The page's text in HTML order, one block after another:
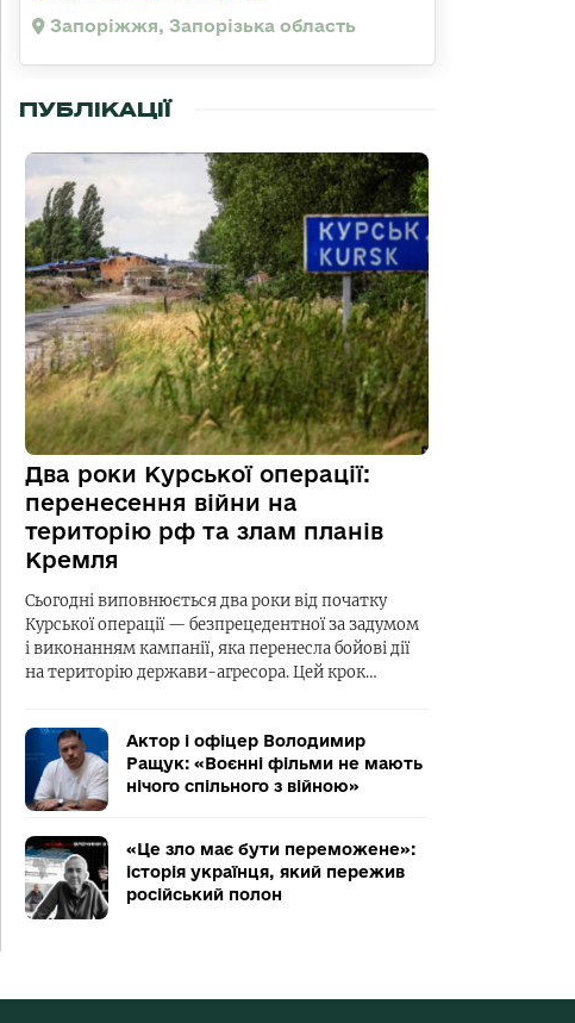
Запоріжжя, Запорізька область
ПУБЛІКАЦІЇ
Два роки Курської операції:
перенесення війни на
територію рф та злам планів
Кремля
Сьогодні виповнюється два роки від початку
Курської операції — безпрецедентної за задумом
і виконанням кампанії, яка перенесла бойові дії
на територію держави-агресора. Цей крок…
Актор і офіцер Володимир
Ращук: «Воєнні фільми не мають
нічого спільного з війною»
«Це зло має бути переможене»:
історія українця, який пережив
російський полон